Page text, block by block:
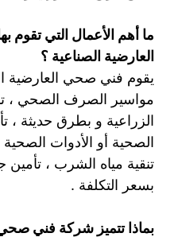
ما أهم الأعمال التي
العارضية الصناعية ؟
يقوم فني صحي العارضية
مواسير الصرف الصحي ،
الزراعية و بطرق حديثة ،
الصحية أو الأدوات
تنقية مياه الشرب ، تأمين
بسعر التكلفة .
بماذا تتميز شركة فني